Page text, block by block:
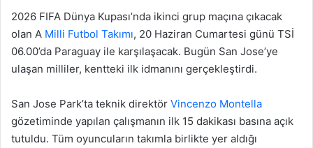
2026 FIFA Dünya Kupası’nda ikinci grup maçına çıkacak
olan A Milli Futbol Takımı, 20 Haziran Cumartesi günü TSİ
06.00’da Paraguay ile karşılaşacak. Bugün San Jose’ye
ulaşan milliler, kentteki ilk idmanını gerçekleştirdi.
San Jose Park’ta teknik direktör Vincenzo Montella
gözetiminde yapılan çalışmanın ilk 15 dakikası basına açık
tutuldu. Tüm oyuncuların takımla birlikte yer aldığı